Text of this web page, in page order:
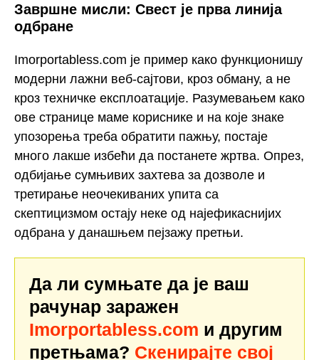
Завршне мисли: Свест је прва линија
одбране
Imorportabless.com је пример како функционишу
модерни лажни веб-сајтови, кроз обману, а не
кроз техничке експлоатације. Разумевањем како
ове странице маме кориснике и на које знаке
упозорења треба обратити пажњу, постаје
много лакше избећи да постанете жртва. Опрез,
одбијање сумњивих захтева за дозволе и
третирање неочекиваних упита са
скептицизмом остају неке од најефикаснијих
одбрана у данашњем пејзажу претњи.
Да ли сумњате да је ваш
рачунар заражен
Imorportabless.com и другим
претњама? Скенирајте свој